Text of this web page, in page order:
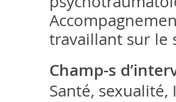
travaillant sur le
Champ-s
Santé, sexualité,